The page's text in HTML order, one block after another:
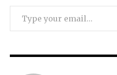
Type your email…